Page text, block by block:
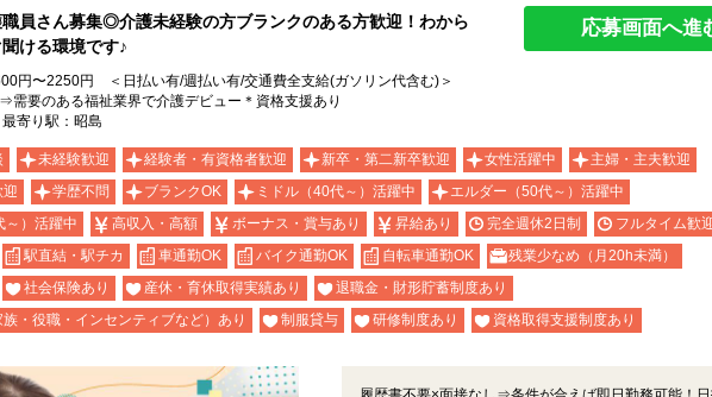
員さん募集◎介護未経験の方ブランクのある方歓迎！わから
ける環境です♪
応募画面へ進
円〜2250円 ＜日払い有/週払い有/交通費全支給(ガソリン代含む)＞
需要のある福祉業界で介護デビュー＊資格支援あり
寄り駅：昭島
未経験歓迎 経験者・有資格者歓迎 新卒・第二新卒歓迎 女性活躍中
主婦・主夫歓迎
迎
学歴不問 ブランクOK ミドル（40代～）活躍中
エルダー（50代～）活躍中
～）活躍中
高収入・高額 ボーナス・賞与あり 昇給あり 完全週休2日制
フルタイム歓
駅直結・駅チカ 車通勤OK バイク通勤OK 自転車通勤OK
残業少なめ（月20h未満）
社会保険あり 産休・育休取得実績あり
退職金・財形貯蓄制度あり
・役職・インセンティブなど）あり
制服貸与 研修制度あり 資格取得支援制度あり